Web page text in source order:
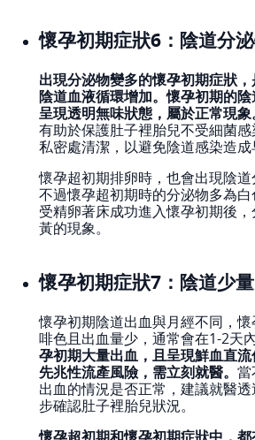
懷孕初期症狀6：陰道分
出現分泌物變多的懷孕初期症狀
陰道血液循環增加。懷孕初期的陰
呈現透明無味狀態，屬於正常現象
有助於保護肚子裡胎兒不受細菌
私密處清潔，以避免陰道感染造成
懷孕超初期排卵時，也會出現陰道
不過懷孕超初期時的分泌物多為
受精卵著床成功進入懷孕初期後
黃的現象。
懷孕初期症狀7：陰道少
懷孕初期陰道出血與月經不同，
啡色且出血量少，通常會在1-2天
孕初期大量出血，且呈現鮮血直
先兆性流產風險，需立刻就醫。 當
出血的情況是否正常，建議就醫
步確認肚子裡胎兒狀況。